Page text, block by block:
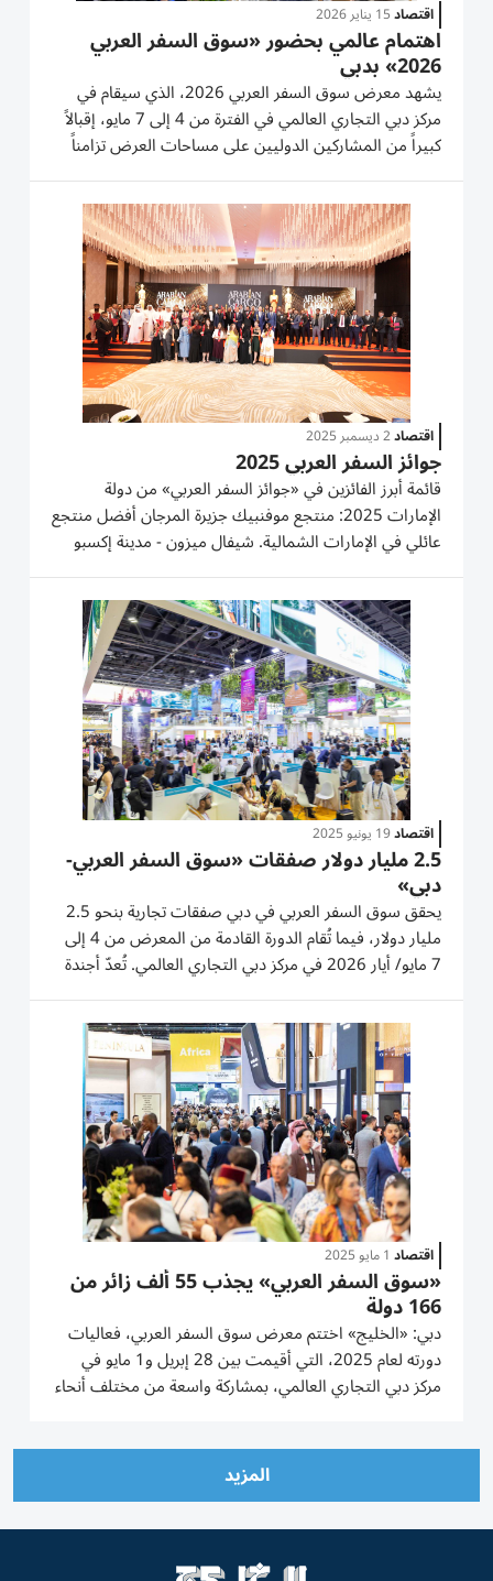
اقتصاد15 يناير 2026
اهتمام عالمي بحضور «سوق السفر العربي
2026» بدبي
يشهد معرض سوق السفر العربي 2026، الذي سيقام في
مركز دبي التجاري العالمي في الفترة من 4 إلى 7 مايو، إقبالاً
كبيراً من المشاركين الدوليين على مساحات العرض تزامناً
مع توقعات بنمو إنفاق سكان الشرق الأوسط على السفر إلى
الخارج بنسبة 6% سنوياً حتى نهاية العقد، ليصل إلى أكثر من
اقتصاد2 ديسمبر 2025
جوائز السفر العربي 2025
قائمة أبرز الفائزين في «جوائز السفر العربي» من دولة
الإمارات 2025: منتجع موفنبيك جزيرة المرجان أفضل منتجع
عائلي في الإمارات الشمالية. شيفال ميزون - مدينة إكسبو
دبي أفضل شقق فندقية جديدة. نوفوتيل دبي البرشاء أفضل
فندق في وسط المدينة. منتجع وسبا تاج إكزوتيكا، النخلة،
دبي أفضل...
اقتصاد19 يونيو 2025
2.5 مليار دولار صفقات «سوق السفر العربي-
دبي»
يحقق سوق السفر العربي في دبي صفقات تجارية بنحو 2.5
مليار دولار، فيما تُقام الدورة القادمة من المعرض من 4 إلى
7 مايو/ أيار 2026 في مركز دبي التجاري العالمي. تُعدّ أجندة
دبي الاقتصادية (D33) عنصراً أساسياً لضمان نجاح الإمارة
الاستراتيجي في أسواق آسيا والمحيط الهادئ، عبر شركات:
«طيران...
اقتصاد 1 مايو 2025
«سوق السفر العربي» يجذب 55 ألف زائر من
166 دولة
دبي: «الخليج» اختتم معرض سوق السفر العربي، فعاليات
دورته لعام 2025، التي أقيمت بين 28 إبريل و1 مايو في
مركز دبي التجاري العالمي، بمشاركة واسعة من مختلف أنحاء
المزيد